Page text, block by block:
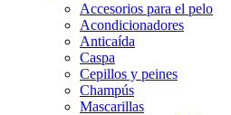
Accesorios para el pelo
Acondicionadores
Anticaída
Caspa
Cepillos y peines
Champús
Mascarillas